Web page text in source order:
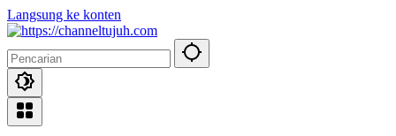
Langsung ke konten